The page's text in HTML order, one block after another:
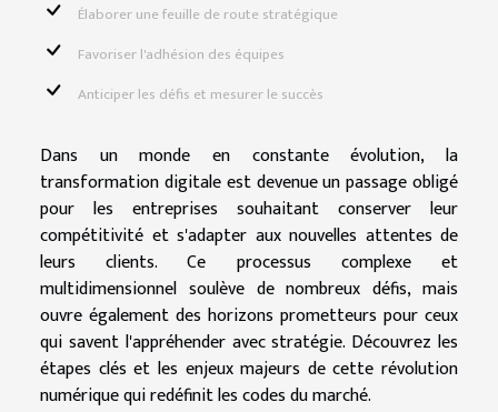
Élaborer une feuille de route stratégique
Favoriser l'adhésion des équipes
Anticiper les défis et mesurer le succès
Dans un monde en constante évolution, la
transformation digitale est devenue un passage obligé
pour les entreprises souhaitant conserver leur
compétitivité et s'adapter aux nouvelles attentes de
leurs clients. Ce processus complexe et
multidimensionnel soulève de nombreux défis, mais
ouvre également des horizons prometteurs pour ceux
qui savent l'appréhender avec stratégie. Découvrez les
étapes clés et les enjeux majeurs de cette révolution
numérique qui redéfinit les codes du marché.